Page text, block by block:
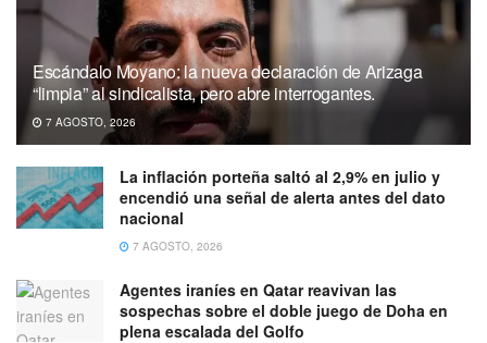
Escándalo Moyano: la nueva declaración de Arizaga
“limpia” al sindicalista, pero abre interrogantes.
7 AGOSTO, 2026
La inflación porteña saltó al 2,9% en julio y
encendió una señal de alerta antes del dato
nacional
7 AGOSTO, 2026
Agentes iraníes en Qatar reavivan las
sospechas sobre el doble juego de Doha en
plena escalada del Golfo